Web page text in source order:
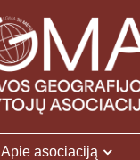
Apie asociaciją